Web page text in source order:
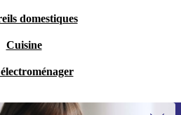
domestiques
Cuisine